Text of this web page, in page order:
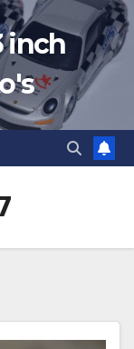
inch